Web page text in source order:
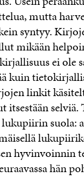
mutta
syntyy.
mikään
ei ole
kuin
linkit
itsestään selviä.
suola:
hyvinvoinnin
hän